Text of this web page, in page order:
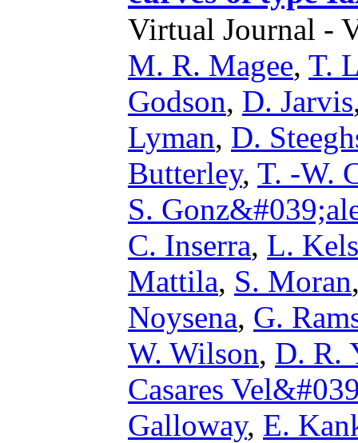
Virtual Journal -
M. R. Magee, T.
Godson, D. Jarvis
Lyman, D.
Butterley, T. -W.
S.
C. Inserra, L.
Mattila, S. Moran
Noysena, G.
W. Wilson, D. R.
Casares
Galloway, E.